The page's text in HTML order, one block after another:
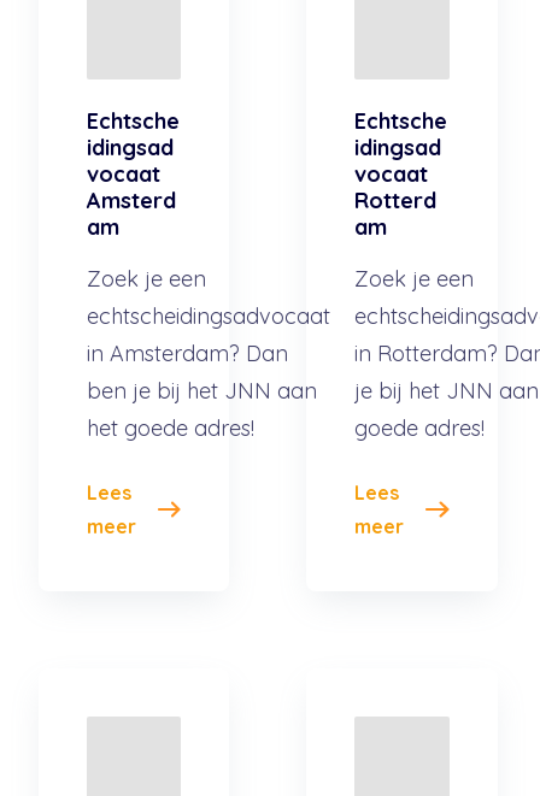
Echtsche
idingsad
vocaat
Amsterd
am
Zoek je een
echtscheidingsadvocaat
in Amsterdam? Dan
ben je bij het JNN aan
het goede adres!
Lees
meer
Echtsche
idingsad
vocaat
Rotterd
am
Zoek je een
in Rotterdam?
je bij het JNN
goede adres!
Lees
meer